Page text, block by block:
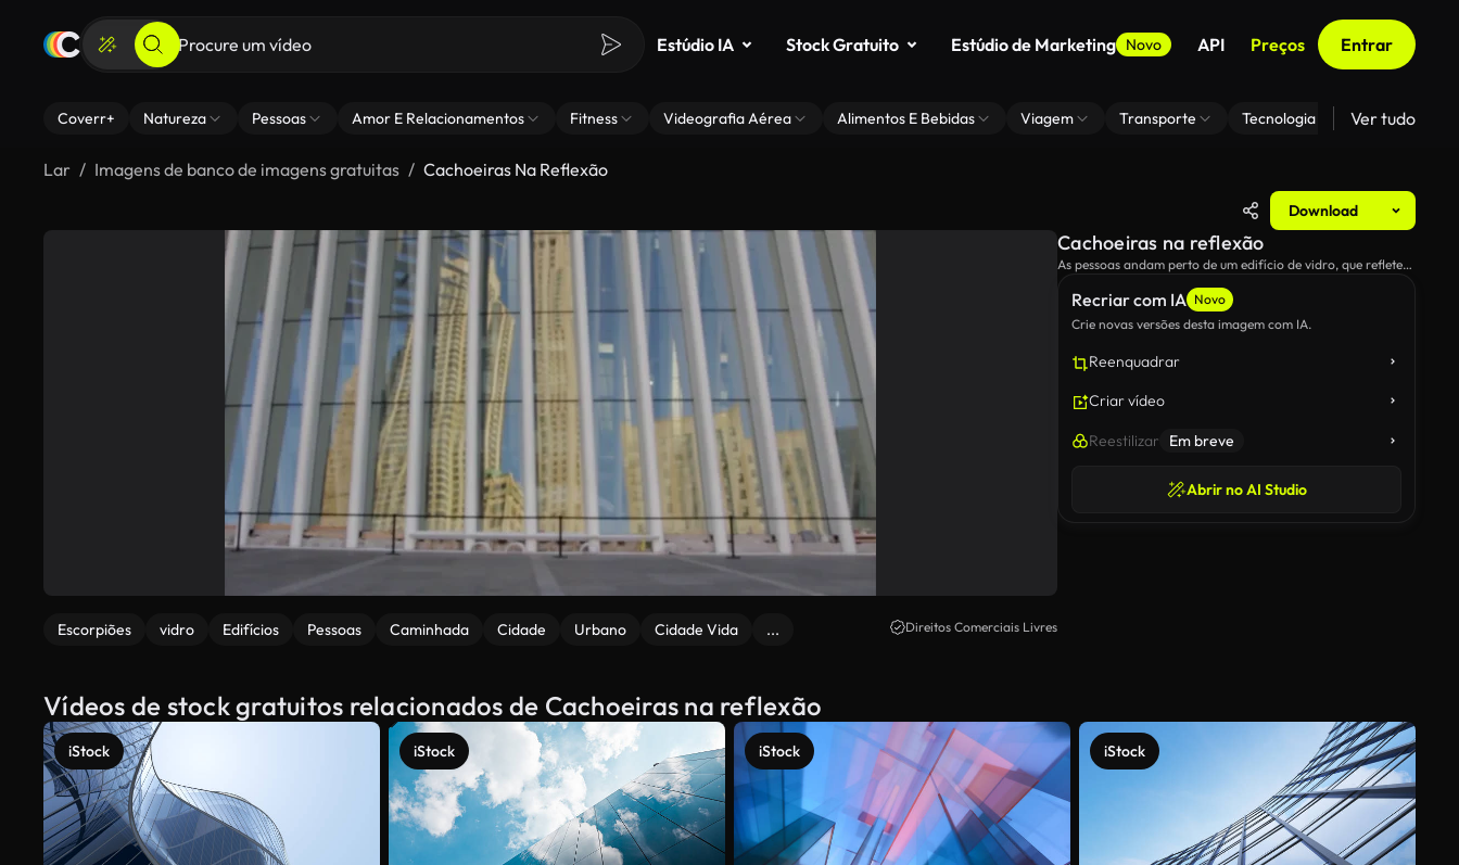
Estúdio IA Stock Gratuito Estúdio de Marketing Novo API Preços Entrar
Coverr+ Natureza Pessoas Amor E Relacionamentos Fitness Videografia Aérea Alimentos E Bebidas Viagem Transporte Tecnologia Zoom De
Ver tudo
Lar Imagens de banco de imagens gratuitas Cachoeiras Na Reflexão
Download
Escorpiões vidro Edifícios Pessoas Caminhada Cidade Urbano Cidade Vida ... Direitos Comerciais Livres
Recriar com IA Novo
Crie novas versões desta imagem com IA.
Reenquadrar
Criar vídeo
Reestilizar Em breve
Abrir no AI Studio
Cachoeiras na reflexão
As pessoas andam perto de um edifício de vidro, que reflete
Vídeos de stock gratuitos relacionados de Cachoeiras na reflexão
iStock iStock iStock iStock